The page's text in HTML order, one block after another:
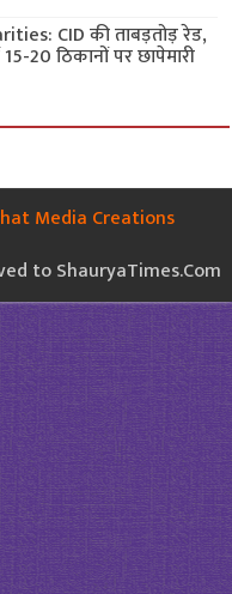
CID की ताबड़तोड़ रेड,
20 ठिकानों पर छापेमारी
Media Creations
to ShauryaTimes.Com